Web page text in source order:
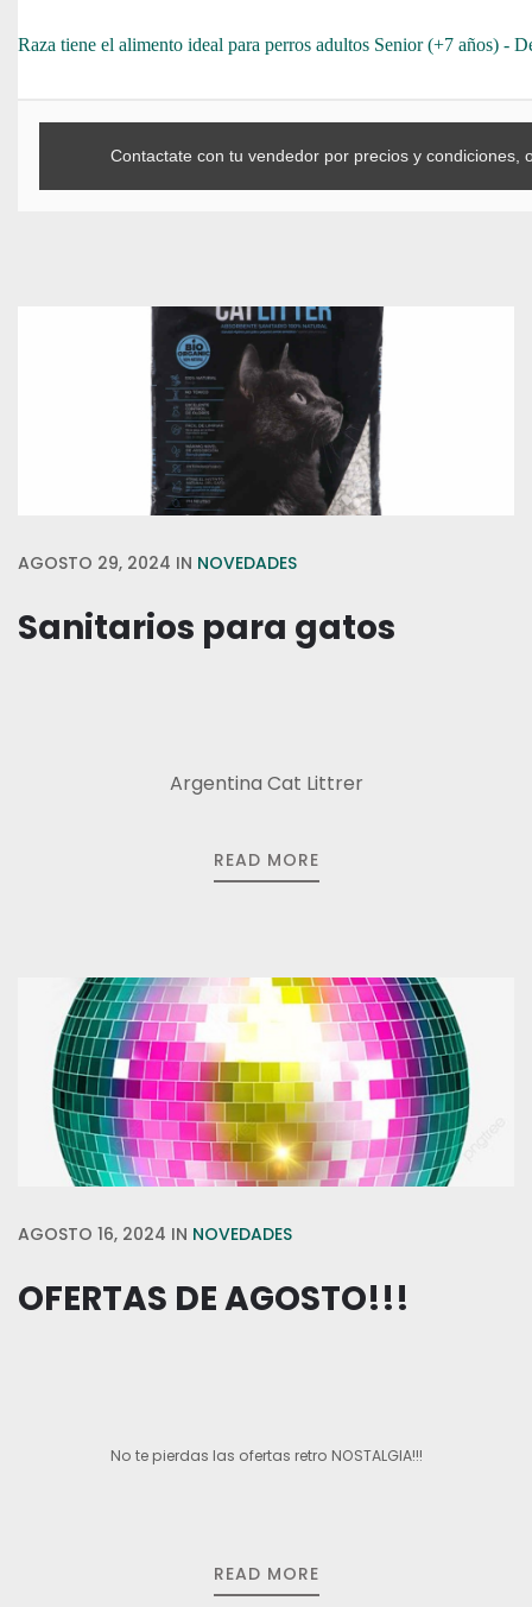
Raza tiene el alimento ideal para perros adultos Senior (+7 años) -
Contactate con tu vendedor por precios y condiciones,
AGOSTO 29, 2024 IN NOVEDADES
Sanitarios para gatos
Argentina Cat Littrer
READ MORE
AGOSTO 16, 2024 IN NOVEDADES
OFERTAS DE AGOSTO!!!
No te pierdas las ofertas retro NOSTALGIA!!!
READ MORE